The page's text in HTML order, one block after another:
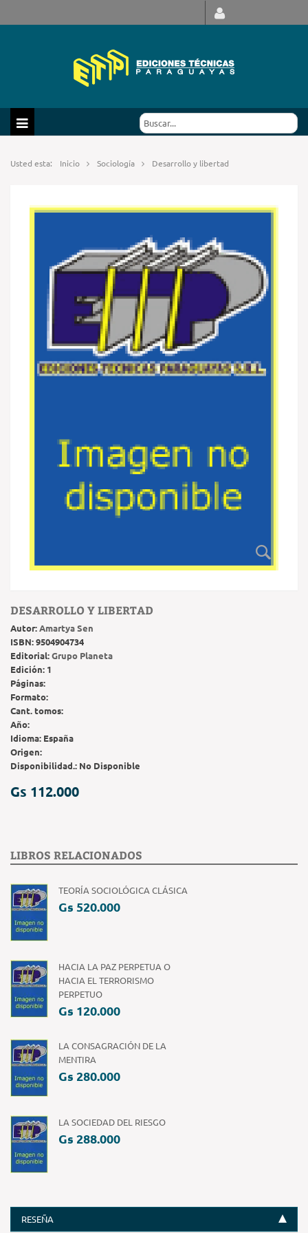
Usted esta: Inicio Sociología Desarrollo y libertad
DESARROLLO Y LIBERTAD
Autor:Amartya Sen
ISBN:9504904734
Editorial:Grupo Planeta
Edición: 1
Páginas:
Formato:
Cant. tomos:
Año:
Idioma: España
Origen:
Disponibilidad.: No Disponible
Gs 112.000
LIBROS RELACIONADOS
TEORÍA SOCIOLÓGICA CLÁSICA
Gs 520.000
HACIA LA PAZ PERPETUA O
HACIA EL TERRORISMO
PERPETUO
Gs 120.000
LA CONSAGRACIÓN DE LA
MENTIRA
Gs 280.000
LA SOCIEDAD DEL RIESGO
Gs 288.000
RESEÑA